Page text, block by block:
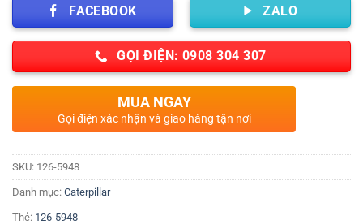
FACEBOOK ZALO
GỌI ĐIỆN: 0908 304 307
MUA NGAY
Gọi điện xác nhận và giao hàng tận nơi
SKU: 126-5948
Danh mục: Caterpillar
Thẻ: 126-5948